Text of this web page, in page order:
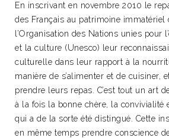
En inscrivant en novembre 2010 le
des Français au patrimoine immatériel
l’Organisation des Nations unies pour
et la culture (Unesco) leur
culturelle dans leur rapport à la
manière de s’alimenter et de cuisiner,
prendre leurs repas. C’est tout un art
à la fois la bonne chère, la convivialité
qui a de la sorte été distingué. Cette
en même temps prendre conscience